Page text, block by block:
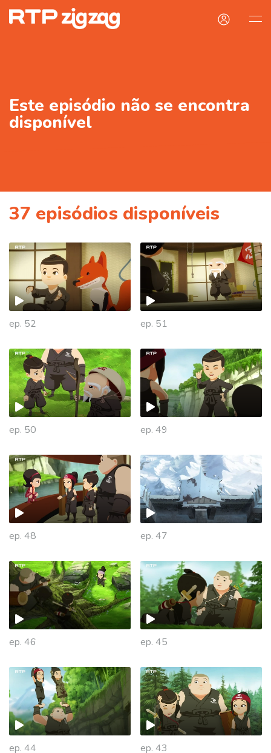
Este episódio não se encontra
disponível
37 episódios disponíveis
ep. 52 ep. 51
ep. 50 ep. 49
ep. 48 ep. 47
ep. 46 ep. 45
ep. 44 ep. 43